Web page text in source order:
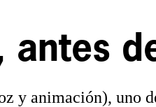
antes
y animación), uno